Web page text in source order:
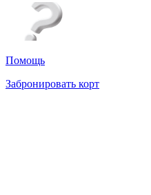
Помощь
Забронировать корт